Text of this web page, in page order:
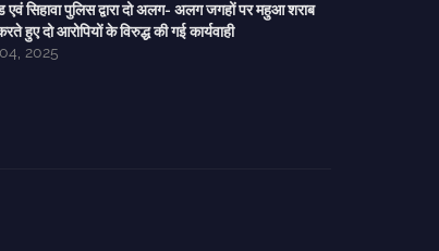
एवं सिहावा पुलिस द्वारा दो अलग- अलग जगहों पर महुआ शराब
हुए दो आरोपियों के विरुद्ध की गई कार्यवाही
2025